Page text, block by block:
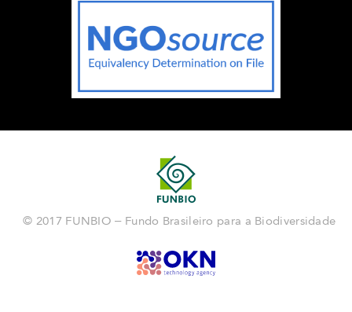
© 2017 FUNBIO – Fundo Brasileiro para a Biodiversidade